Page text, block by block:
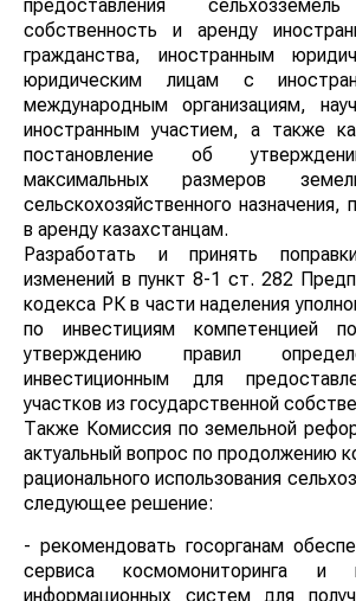
предоставления
собственность и аренду
гражданства, иностранным
юридическим лицам с
международным организациям,
иностранным участием, а также
постановление об
максимальных размеров
сельскохозяйственного назначения,
в аренду казахстанцам.
Разработать и принять
изменений в пункт 8-1 ст. 282
кодекса РК в части наделения
по инвестициям компетенцией
утверждению правил
инвестиционным для
участков из государственной
Также Комиссия по земельной
актуальный вопрос по продолжению
рационального использования
следующее решение:
- рекомендовать госорганам
сервиса космомониторинга и
информационных систем для